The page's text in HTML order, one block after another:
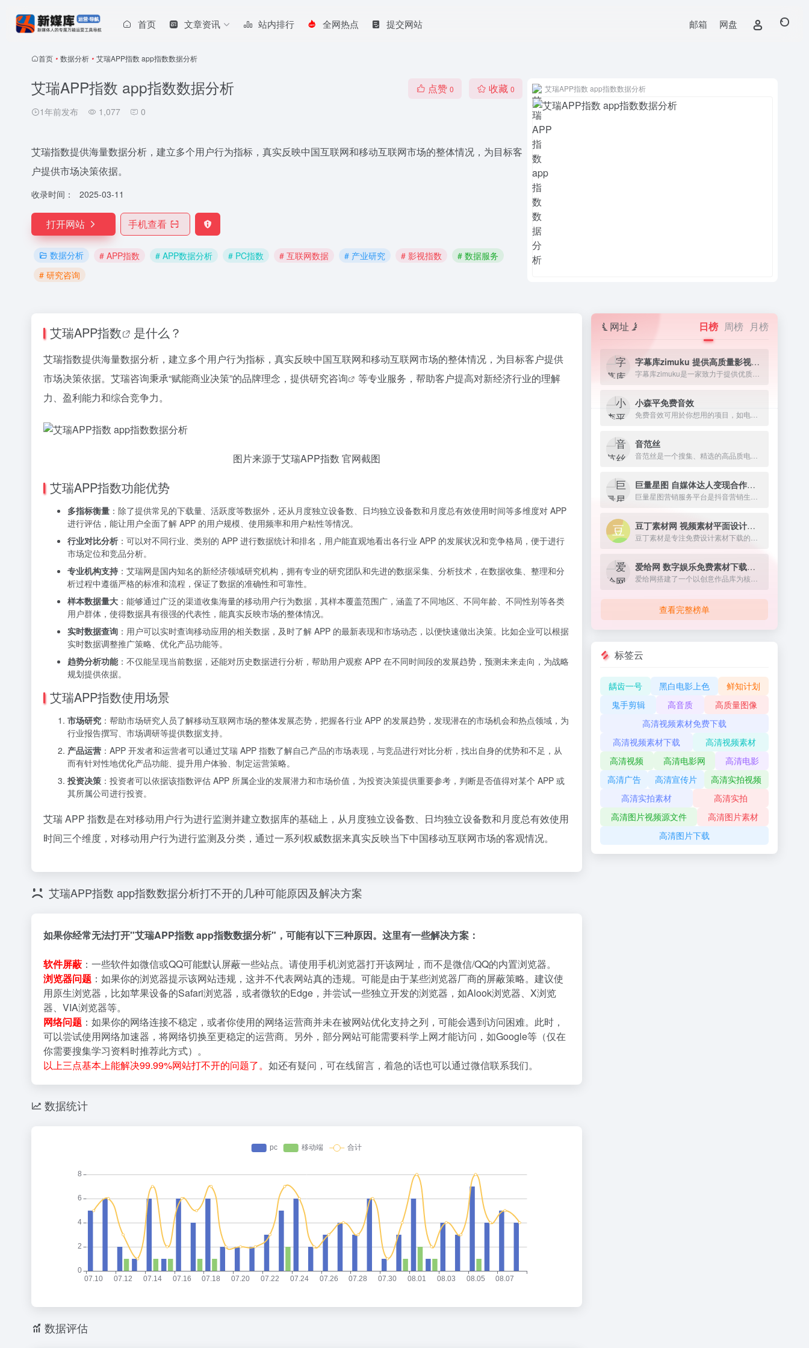
首页 文章资讯 站内排行 全网热点 提交网站 邮箱 网盘
首页 • 数据分析 • 艾瑞APP指数 app指数数据分析
艾瑞APP指数 app指数数据分析
1年前发布 1,077 0
点赞 0 收藏 0
艾瑞指数提供海量数据分析，建立多个用户行为指标，真实反映中国互联网和移动互联网市场的整体情况，为目标客
户提供市场决策依据。
收录时间： 2025-03-11
打开网站 手机查看
数据分析 # APP指数 # APP数据分析 # PC指数 # 互联网数据 # 产业研究 # 影视指数
# 数据服务
# 研究咨询
艾瑞APP指数 app指数数据分析
艾瑞APP指数 是什么？
艾瑞指数提供海量数据分析，建立多个用户行为指标，真实反映中国互联网和移动互联网市场的整体情况，为目标客户提供
市场决策依据。艾瑞咨询秉承“赋能商业决策”的品牌理念，提供研究咨询
等专业服务，帮助客户提高对新经济行业的理解
力、盈利能力和综合竞争力。
图片来源于艾瑞APP指数 官网截图
艾瑞APP指数功能优势
多指标衡量 ：除了提供常见的下载量、活跃度等数据外，还从月度独立设备数、日均独立设备数和月度总有效使用时间等多维度对 APP
进行评估，能让用户全面了解 APP 的用户规模、使用频率和用户粘性等情况。
行业对比分析 ：可以对不同行业、类别的 APP 进行数据统计和排名，用户能直观地看出各行业 APP 的发展状况和竞争格局，便于进行
市场定位和竞品分析。
专业机构支持 ：艾瑞网是国内知名的新经济领域研究机构，拥有专业的研究团队和先进的数据采集、分析技术，在数据收集、整理和分
析过程中遵循严格的标准和流程，保证了数据的准确性和可靠性。
样本数据量大 ：能够通过广泛的渠道收集海量的移动用户行为数据，其样本覆盖范围广，涵盖了不同地区、不同年龄、不同性别等各类
用户群体，使得数据具有很强的代表性，能真实反映市场的整体情况。
实时数据查询 ：用户可以实时查询移动应用的相关数据，及时了解 APP 的最新表现和市场动态，以便快速做出决策。比如企业可以根据
实时数据调整推广策略、优化产品功能等。
趋势分析功能：不仅能呈现当前数据，还能对历史数据进行分析，帮助用户观察 APP 在不同时间段的发展趋势，预测未来走向，为战略
规划提供依据。
艾瑞APP指数使用场景
市场研究 ：帮助市场研究人员了解移动互联网市场的整体发展态势，把握各行业 APP 的发展趋势，发现潜在的市场机会和热点领域，为
行业报告撰写、市场调研等提供数据支持。
产品运营 ：APP 开发者和运营者可以通过艾瑞 APP 指数了解自己产品的市场表现，与竞品进行对比分析，找出自身的优势和不足，从
而有针对性地优化产品功能、提升用户体验、制定运营策略。
投资决策 ：投资者可以依据该指数评估 APP 所属企业的发展潜力和市场价值，为投资决策提供重要参考，判断是否值得对某个 APP 或
其所属公司进行投资。
艾瑞 APP 指数是在对移动用户行为进行监测并建立数据库的基础上，从月度独立设备数、日均独立设备数和月度总有效使用
时间三个维度，对移动用户行为进行监测及分类，通过一系列权威数据来真实反映当下中国移动互联网市场的客观情况。
艾瑞APP指数 app指数数据分析打不开的几种可能原因及解决方案
如果你经常无法打开"艾瑞APP指数 app指数数据分析"，可能有以下三种原因。这里有一些解决方案：
软件屏蔽 ：一些软件如微信或QQ可能默认屏蔽一些站点。请使用手机浏览器打开该网址，而不是微信/QQ的内置浏览器。
浏览器问题 ：如果你的浏览器提示该网站违规，这并不代表网站真的违规。可能是由于某些浏览器厂商的屏蔽策略。建议使
用原生浏览器，比如苹果设备的Safari浏览器，或者微软的Edge，并尝试一些独立开发的浏览器，如Alook浏览器、X浏览
器、VIA浏览器等。
网络问题 ：如果你的网络连接不稳定，或者你使用的网络运营商并未在被网站优化支持之列，可能会遇到访问困难。此时，
可以尝试使用网络加速器，将网络切换至更稳定的运营商。另外，部分网站可能需要科学上网才能访问，如Google等（仅在
你需要搜集学习资料时推荐此方式）。
以上三点基本上能解决99.99%网站打不开的问题了。 如还有疑问，可在线留言，着急的话也可以通过微信联系我们。
数据统计
数据评估
网址 日榜 周榜 月榜
字幕库zimuku 提供高质量影视字幕下载网站
小森平免费音效
音范丝
巨量星图 自媒体达人变现合作平台
豆丁素材网 视频素材平面设计资源下载
爱给网 数字娱乐免费素材下载网站
查看完整榜单
标签云
龋齿一号 黑白电影上色
鲜知计划
鬼手剪辑
高音质
高质量图像
高清视频素材免费下载
高清视频素材下载
高清视频素材
高清视频
高清电影网
高清电影
高清广告
高清宣传片
高清实拍视频
高清实拍素材
高清实拍
高清图片视频源文件
高清图片素材
高清图片下载